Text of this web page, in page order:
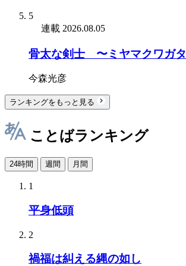
5
連載 2026.08.05
骨太な剣士 〜ミヤマクワガタ
今森光彦
ランキングをもっと見る
ことばランキング
24時間 週間 月間
1
平身低頭
2
禍福は糾える縄の如し